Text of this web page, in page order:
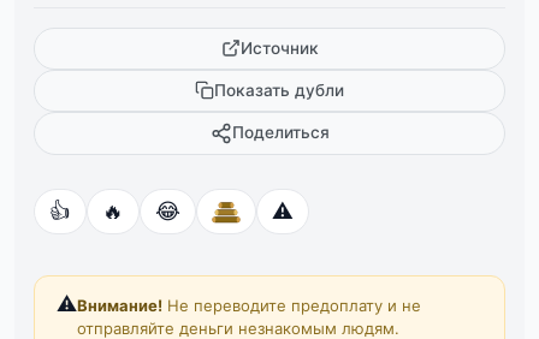
Источник
Показать дубли
Поделиться
👍 🔥 😂 ⚠️
⚠️Внимание! Не переводите предоплату и не
отправляйте деньги незнакомым людям.